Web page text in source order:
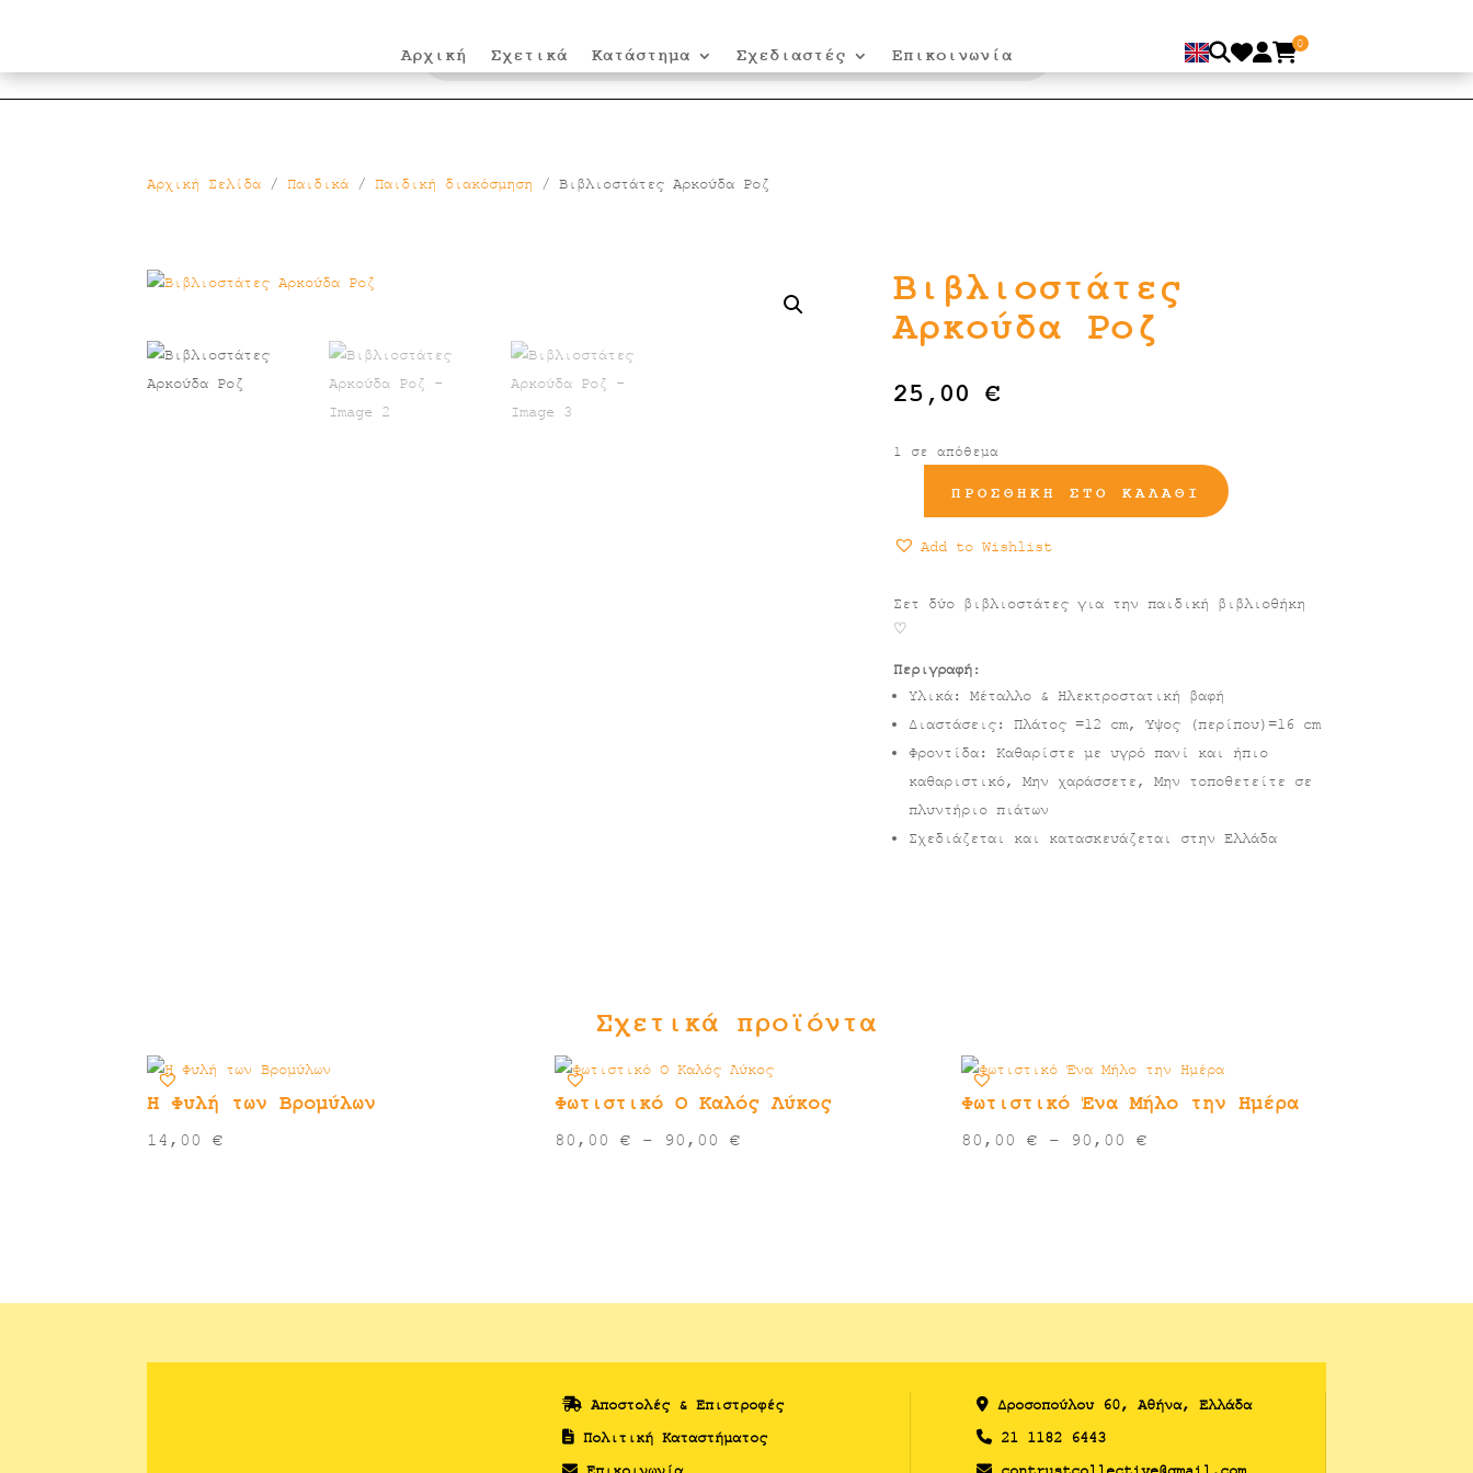
Αρχική Σχετικά Κατάστημα Σχεδιαστές Επικοινωνία
0
Αρχική Σελίδα /Παιδικά /Παιδική διακόσμηση / Βιβλιοστάτες Αρκούδα Ροζ
Βιβλιοστάτες
Αρκούδα Ροζ
25,00 €
1 σε απόθεμα
Βιβλιοστάτες
Ροζ
ΠΡΟΣΘΉΚΗ ΣΤΟ ΚΑΛΆΘΙ
Add to Wishlist
Σετ δύο βιβλιοστάτες για την παιδική βιβλιοθήκη
♡
Περιγραφή:
Υλικά: Μέταλλο & Ηλεκτροστατική βαφή
Διαστάσεις: Πλάτος =12 cm, Ύψος (περίπου)=16 cm
Φροντίδα: Καθαρίστε με υγρό πανί και ήπιο
καθαριστικό, Μην χαράσσετε, Μην τοποθετείτε σε
πλυντήριο πιάτων
Σχεδιάζεται και κατασκευάζεται στην Ελλάδα
Σχετικά προϊόντα
Η Φυλή των Βρομύλων
14,00€
Φωτιστικό Ο Καλός Λύκος
80,00 € – 90,00 €Price
Φωτιστικό Ένα Μήλο την Ημέρα
80,00€ – 90,00€
Αποστολές & Επιστροφές
Πολιτική Καταστήματος
Δροσoπούλου 60, Αθήνα, Ελλάδα
21 1182 6443